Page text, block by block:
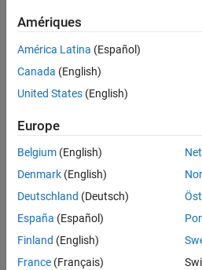
Amériques
América Latina (Español)
Canada (English)
United States (English)
Europe
Belgium (English)
Denmark (English)
Deutschland (Deutsch)
España (Español)
Finland (English)
France (Français)
Lutte anti-piratage
© 1994-2026 The MathWorks, Inc.